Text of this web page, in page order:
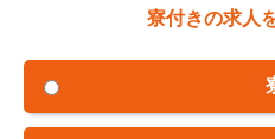
寮付きの求人